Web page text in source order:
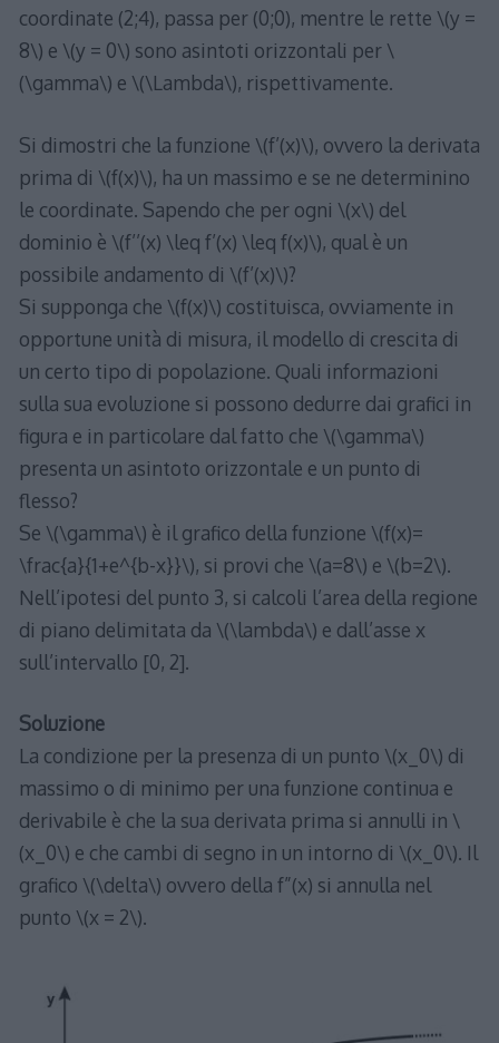
coordinate (2;4), passa per (0;0), mentre le rette \(y =
8\) e \(y = 0\) sono asintoti orizzontali per \
(\gamma\) e \(\Lambda\), rispettivamente.
Si dimostri che la funzione \(f’(x)\), ovvero la derivata
prima di \(f(x)\), ha un massimo e se ne determinino
le coordinate. Sapendo che per ogni \(x\) del
dominio è \(f’’(x) \leq f’(x) \leq f(x)\), qual è un
possibile andamento di \(f’(x)\)?
Si supponga che \(f(x)\) costituisca, ovviamente in
opportune unità di misura, il modello di crescita di
un certo tipo di popolazione. Quali informazioni
sulla sua evoluzione si possono dedurre dai grafici in
figura e in particolare dal fatto che \(\gamma\)
presenta un asintoto orizzontale e un punto di
flesso?
Se \(\gamma\) è il grafico della funzione \(f(x)=
\frac{a}{1+e^{b-x}}\), si provi che \(a=8\) e \(b=2\).
Nell’ipotesi del punto 3, si calcoli l’area della regione
di piano delimitata da \(\lambda\) e dall’asse x
sull’intervallo [0, 2].
Soluzione
La condizione per la presenza di un punto \(x_0\) di
massimo o di minimo per una funzione continua e
derivabile è che la sua derivata prima si annulli in \
(x_0\) e che cambi di segno in un intorno di \(x_0\). Il
grafico \(\delta\) ovvero della f”(x) si annulla nel
punto \(x = 2\).